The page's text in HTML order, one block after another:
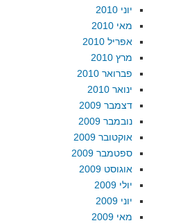
יוני 2010
מאי 2010
אפריל 2010
מרץ 2010
פברואר 2010
ינואר 2010
דצמבר 2009
נובמבר 2009
אוקטובר 2009
ספטמבר 2009
אוגוסט 2009
יולי 2009
יוני 2009
מאי 2009